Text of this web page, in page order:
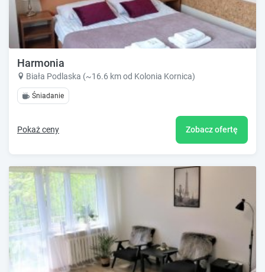
Harmonia
Biała Podlaska (~16.6 km od Kolonia Kornica)
Śniadanie
Pokaż ceny Zobacz ofertę